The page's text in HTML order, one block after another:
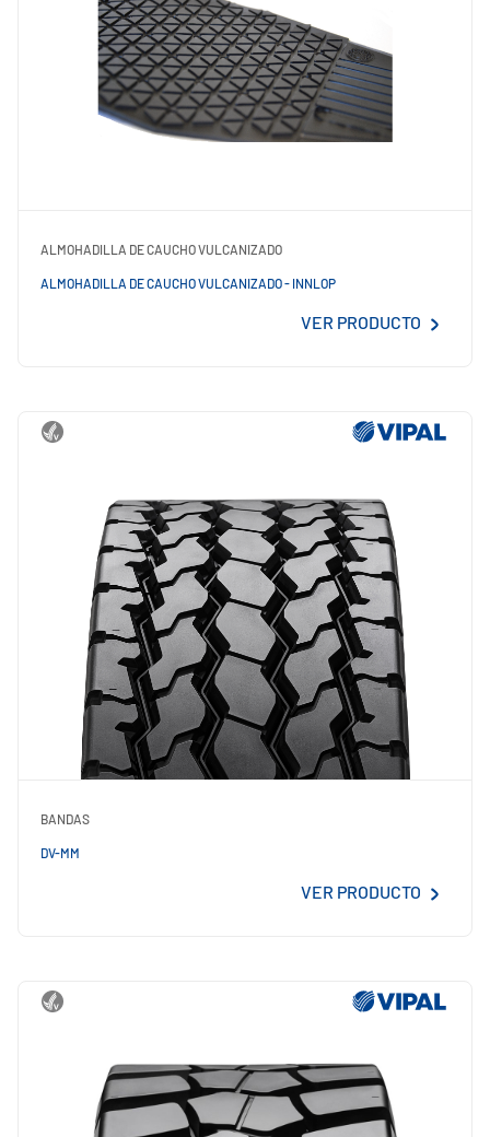
ALMOHADILLA DE CAUCHO VULCANIZADO
ALMOHADILLA DE CAUCHO VULCANIZADO - INNLOP
VER PRODUCTO
BANDAS
DV-MM
VER PRODUCTO